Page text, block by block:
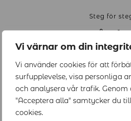
Vi värnar om din
Vi använder cookies för att
surfupplevelse, visa personliga
och analysera vår trafik. Genom
"Acceptera alla" samtycker du
cookies.
Steg för
Hur går
Så skapar vi en hållbar och